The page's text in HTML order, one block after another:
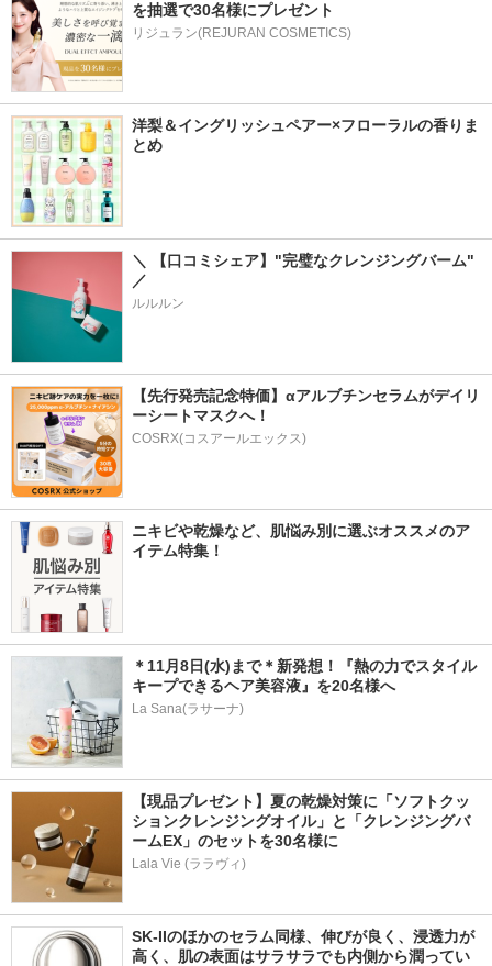
を抽選で30名様にプレゼント
リジュラン(REJURAN COSMETICS)
洋梨＆イングリッシュペアー×フローラルの香りま
とめ
＼ 【口コミシェア】"完璧なクレンジングバーム"
／
ルルルン
【先行発売記念特価】αアルブチンセラムがデイリ
ーシートマスクへ！
COSRX(コスアールエックス)
ニキビや乾燥など、肌悩み別に選ぶオススメのア
イテム特集！
＊11月8日(水)まで＊新発想！『熱の力でスタイル
キープできるヘア美容液』を20名様へ
La Sana(ラサーナ)
【現品プレゼント】夏の乾燥対策に「ソフトクッ
ションクレンジングオイル」と「クレンジングバ
ームEX」のセットを30名様に
Lala Vie (ララヴィ)
SK-IIのほかのセラム同様、伸びが良く、浸透力が
高く、肌の表面はサラサラでも内側から潤ってい